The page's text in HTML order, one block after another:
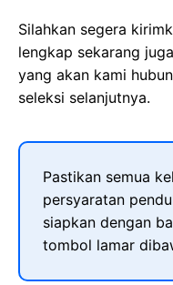
Silahkan segera
lengkap sekarang
yang akan kami
seleksi selanjutnya.
Pastikan semua
persyaratan
siapkan dengan
tombol lamar